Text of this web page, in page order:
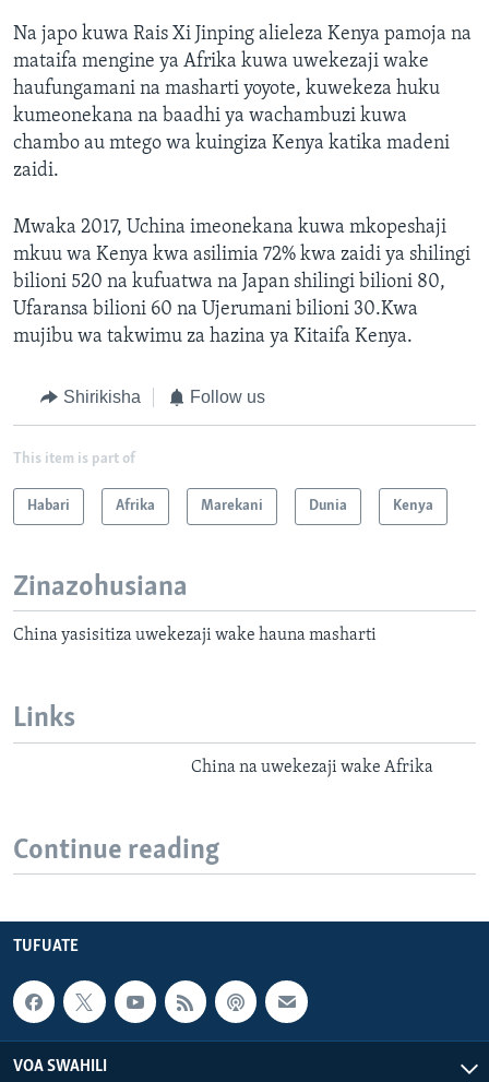
Na japo kuwa Rais Xi Jinping alieleza Kenya pamoja na
mataifa mengine ya Afrika kuwa uwekezaji wake
haufungamani na masharti yoyote, kuwekeza huku
kumeonekana na baadhi ya wachambuzi kuwa
chambo au mtego wa kuingiza Kenya katika madeni
zaidi.
Mwaka 2017, Uchina imeonekana kuwa mkopeshaji
mkuu wa Kenya kwa asilimia 72% kwa zaidi ya shilingi
bilioni 520 na kufuatwa na Japan shilingi bilioni 80,
Ufaransa bilioni 60 na Ujerumani bilioni 30.Kwa
mujibu wa takwimu za hazina ya Kitaifa Kenya.
Shirikisha Follow us
This item is part of
Habari Afrika Marekani Dunia Kenya
Zinazohusiana
China yasisitiza uwekezaji wake hauna masharti
Links
China na uwekezaji wake Afrika
Continue reading
TUFUATE
VOA SWAHILI